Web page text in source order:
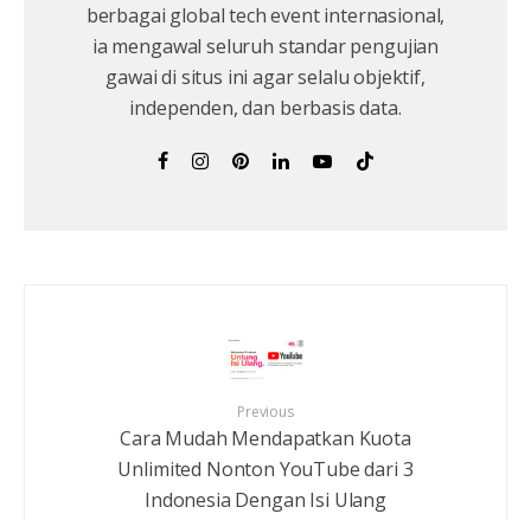
berbagai global tech event internasional,
ia mengawal seluruh standar pengujian
gawai di situs ini agar selalu objektif,
independen, dan berbasis data.
Previous
Cara Mudah Mendapatkan Kuota
Unlimited Nonton YouTube dari 3
Indonesia Dengan Isi Ulang